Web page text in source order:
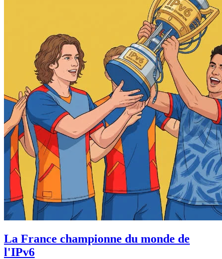
La France championne du monde de
l'IPv6